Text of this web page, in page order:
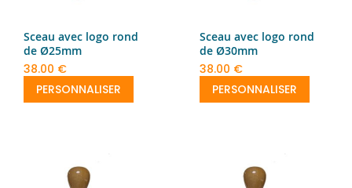
Sceau avec logo rond
de Ø25mm
38.00 €
PERSONNALISER
Sceau avec logo rond
de Ø30mm
38.00 €
PERSONNALISER